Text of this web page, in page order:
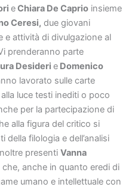
eChiara De Caprio insieme
Ceresi, due giovani
e attività di divulgazione al
prenderanno parte
Desideri e Domenico
lavorato sulle carte
luce testi inediti o poco
per la partecipazione di
alla figura del critico si
filologia e dell’analisi
presenti Vanna
che, anche in quanto eredi di
umano e intellettuale con